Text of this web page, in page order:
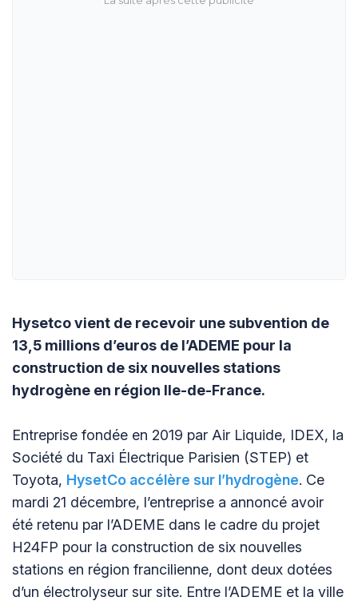
Hysetco vient de recevoir une subvention de
13,5 millions d’euros de l’ADEME pour la
construction de six nouvelles stations
hydrogène en région Ile-de-France.
Entreprise fondée en 2019 par Air Liquide, IDEX, la
Société du Taxi Électrique Parisien (STEP) et
Toyota, HysetCo accélère sur l’hydrogène. Ce
mardi 21 décembre, l’entreprise a annoncé avoir
été retenu par l’ADEME dans le cadre du projet
H24FP pour la construction de six nouvelles
stations en région francilienne, dont deux dotées
d’un électrolyseur sur site. Entre l’ADEME et la ville